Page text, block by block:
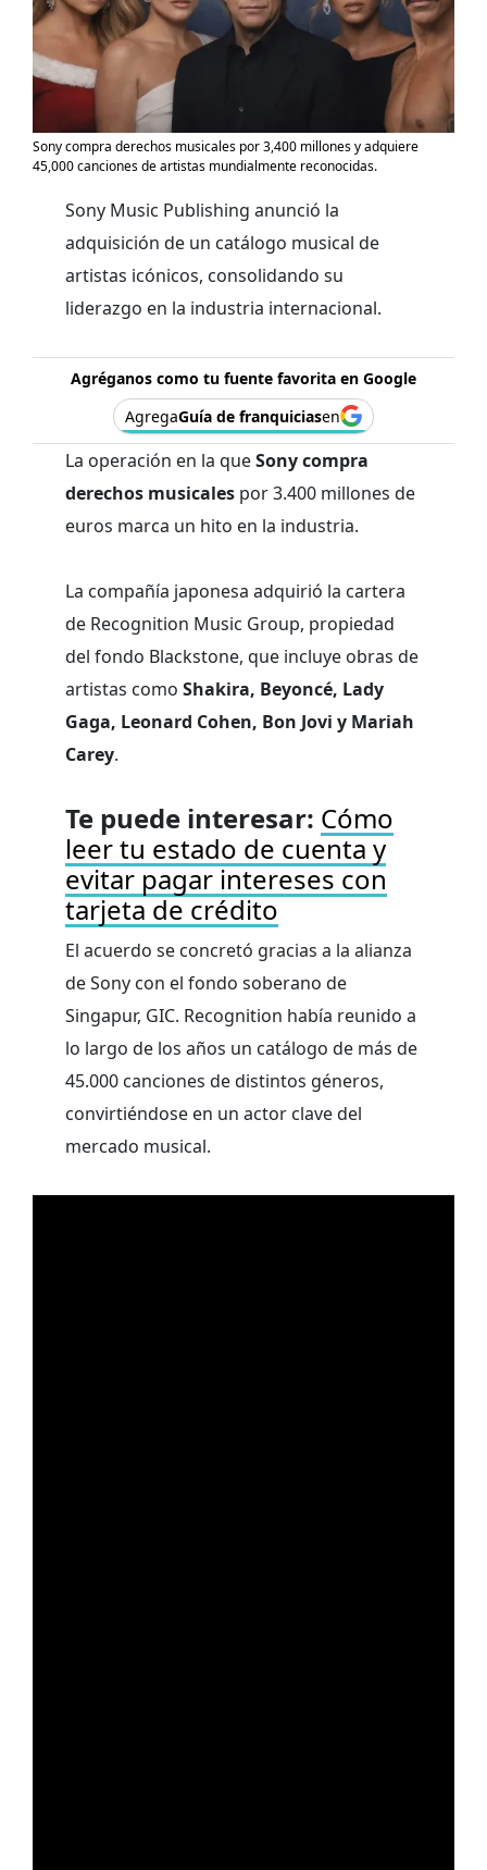
Sony compra derechos musicales por 3,400 millones y adquiere
45,000 canciones de artistas mundialmente reconocidas.
Sony Music Publishing anunció la
adquisición de un catálogo musical de
artistas icónicos, consolidando su
liderazgo en la industria internacional.
Agréganos como tu fuente favorita en Google
AgregaGuía de franquiciasen
La operación en la queSony compra
derechos musicales por 3.400 millones de
euros marca un hito en la industria.
La compañía japonesa adquirió la cartera
de Recognition Music Group, propiedad
del fondo Blackstone, que incluye obras de
artistas como Shakira, Beyoncé, Lady
Gaga, Leonard Cohen, Bon Jovi y Mariah
Carey.
Te puede interesar: Cómo
leer tu estado de cuenta y
evitar pagar intereses con
tarjeta de crédito
El acuerdo se concretó gracias a la alianza
de Sony con el fondo soberano de
Singapur, GIC. Recognition había reunido a
lo largo de los años un catálogo de más de
45.000 canciones de distintos géneros,
convirtiéndose en un actor clave del
mercado musical.